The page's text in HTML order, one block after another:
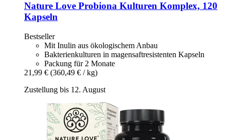
Nature Love Probiona Kulturen Komplex, 120
Kapseln
Bestseller
Mit Inulin aus ökologischem Anbau
Bakterienkulturen in magensaftresistenten Kapseln
Packung für 2 Monate
21,99 € (360,49 € / kg)
Zustellung bis 12. August